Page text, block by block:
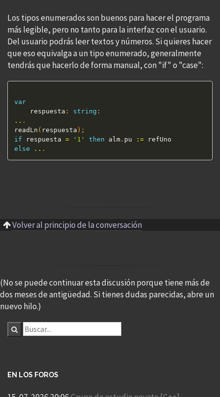
Los tipos enumerados son buenos para hacer el programa
más legible, pero no tanto para la interfaz con el usuario.
Del usuario podrás leer textos y números. Si quieres hacer
que eso equivalga a un tipo enumerado, generalmente
tendrás que hacerlo de forma manual, con "if" o "case":
var
    respuesta
: string :
.. .
readLn ( respuesta ) ;
if respuesta = '1' then alm . pu :=
else
.. .
Volver al principio de la conversación
(No se puede continuar esta discusión porque tiene más de
dos meses de antigüedad. Si tienes dudas parecidas, abre un
nuevo hilo.)
EN LOS FOROS